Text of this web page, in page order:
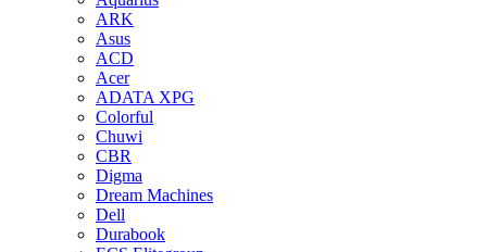
ARK
Asus
ACD
Acer
ADATA XPG
Colorful
Chuwi
CBR
Digma
Dream Machines
Dell
Durabook